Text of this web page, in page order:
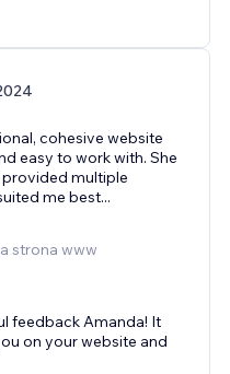
cohesive website
easy to work with. She
multiple
me best...
strona www
feedback Amanda! It
on your website and